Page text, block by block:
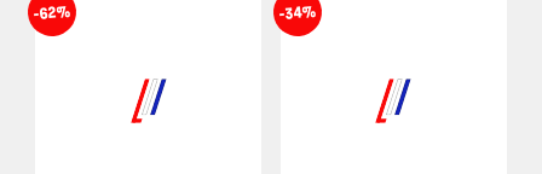
-62% -34%